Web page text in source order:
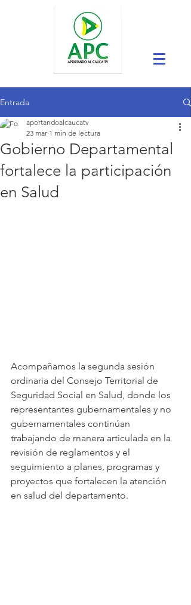
Entrada
Gobierno Departamental
fortalece la participación
en Salud
aportandoalcaucatv
23 mar 1 min de lectura
Acompañamos la segunda sesión
ordinaria del Consejo Territorial de
Seguridad Social en Salud, donde los
representantes gubernamentales y no
gubernamentales continúan
trabajando de manera articulada en la
revisión de reglamentos y el
seguimiento a planes, programas y
proyectos que fortalecen la atención
en salud del departamento.